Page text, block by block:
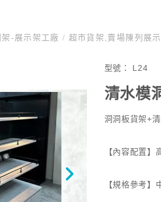
架-展示架工廠/ 超市貨架,賣場陳列展
型號： L24
清水模
洞洞板貨架+
【內容配置
【規格參考